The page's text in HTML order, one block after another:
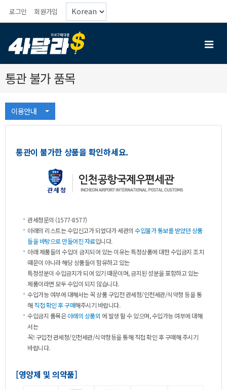
로그인 회원가입
통관불가품목
이용안내
통관이불가한상품을확인하세요.
관세청문의(1577-8577)
아래의리스트는수입신고가되었다가세관의 수입불가통보를받았던상품
들을바탕으로만들어진자료입니다.
아래제품들의수입이금지되어있는이유는특정상품에대한수입금지조치
때문이아니라해당상품들이함유하고있는
특정성분이수입금지가되어있기때문이며,금지된성분을포함하고있는
제품이라면모두수입이되지않습니다.
수입가능여부에대해서는꼭상품구입전관세청/인천세관/식약청등을통
해직접확인후구매해주시기바랍니다.
수입금지품목은아래의상품외 에발생할수있으며,수입가능여부에대해
서는
꼭!구입전관세청/인천세관/식약청등을통해직접확인후구매해주시기
바랍니다.
[영양제및의약품]